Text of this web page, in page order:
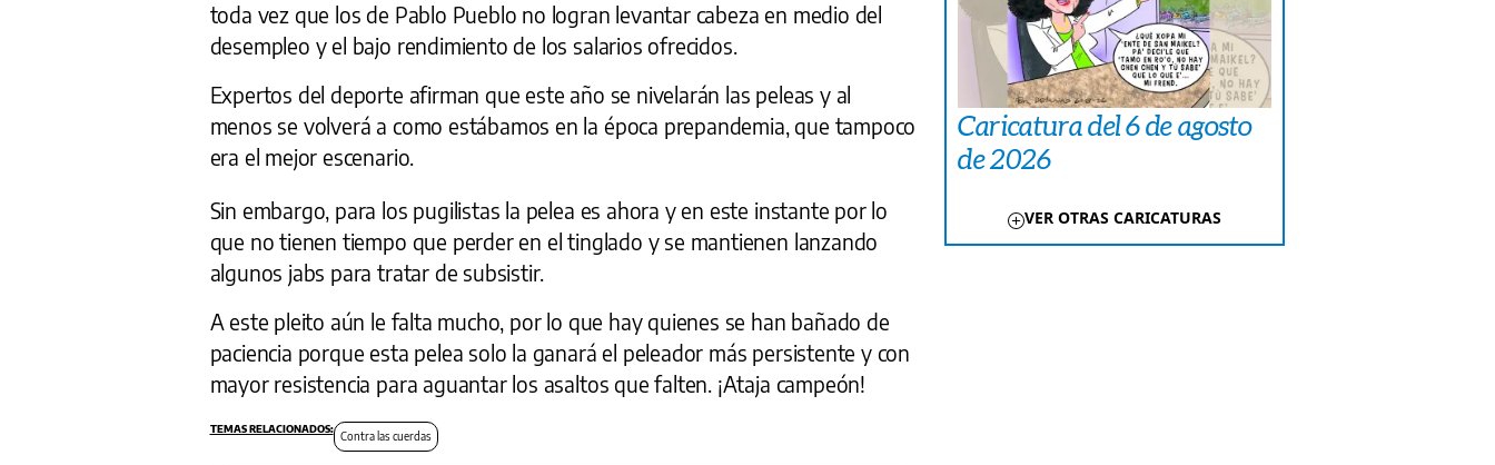
toda vez que los de Pablo Pueblo no logran levantar cabeza en medio del
desempleo y el bajo rendimiento de los salarios ofrecidos.
Expertos del deporte afirman que este año se nivelarán las peleas y al
menos se volverá a como estábamos en la época prepandemia, que tampoco
era el mejor escenario.
Sin embargo, para los pugilistas la pelea es ahora y en este instante por lo
que no tienen tiempo que perder en el tinglado y se mantienen lanzando
algunos jabs para tratar de subsistir.
A este pleito aún le falta mucho, por lo que hay quienes se han bañado de
paciencia porque esta pelea solo la ganará el peleador más persistente y con
mayor resistencia para aguantar los asaltos que falten. ¡Ataja campeón!
Contra las cuerdas
Caricatura del 6 de agosto
de 2026
VER OTRAS CARICATURAS